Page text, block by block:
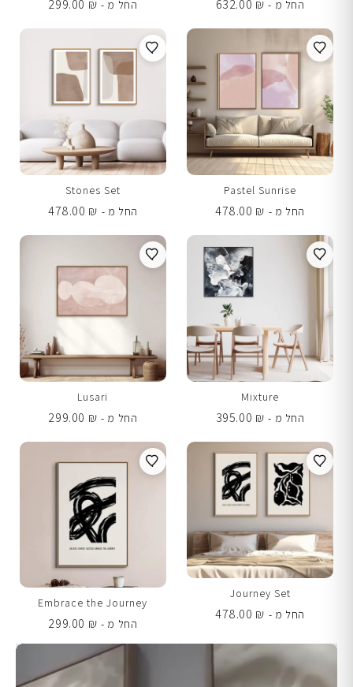
החל מ - 632.00 ₪ החל מ - 299.00 ₪
Pastel Sunrise
החל מ -
478.00 ₪
Stones Set
החל מ -
478.00 ₪
Mixture
החל מ -
395.00 ₪
Lusari
החל מ -
299.00 ₪
Journey Set
החל מ -
478.00 ₪
Embrace the Journey
החל מ -
299.00 ₪